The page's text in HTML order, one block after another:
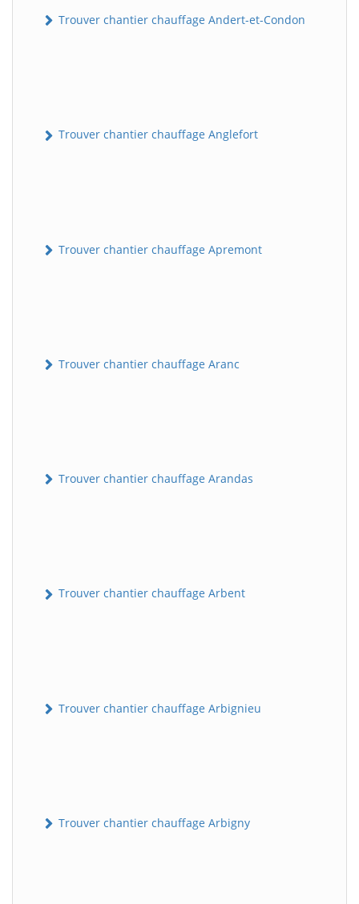
Trouver chantier chauffage Andert-et-Condon
Trouver chantier chauffage Anglefort
Trouver chantier chauffage Apremont
Trouver chantier chauffage Aranc
Trouver chantier chauffage Arandas
Trouver chantier chauffage Arbent
Trouver chantier chauffage Arbignieu
Trouver chantier chauffage Arbigny